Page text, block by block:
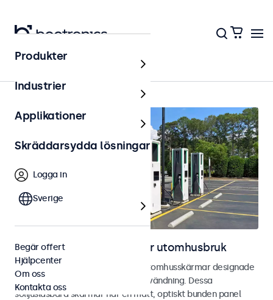
Hem
Bild- och touchskärmar för utomhusbruk
Utforska våra väderbeständiga utomhusskärmar designade
för industriell och kommersiell användning. Dessa
solljusläsbara skärmar har en matt, optiskt bunden panel
Produkter
Industrier
Applikationer
Skräddarsydda lösningar
Logga in
Sverige
Begär offert
Hjälpcenter
Om oss
Kontakta oss